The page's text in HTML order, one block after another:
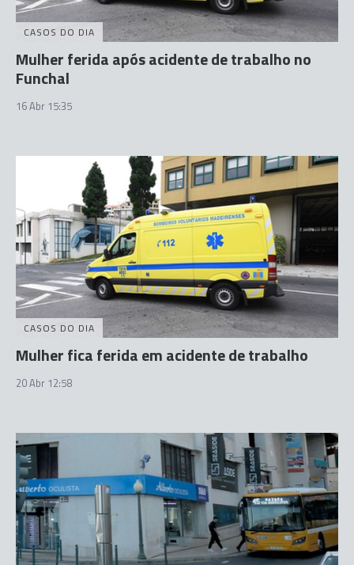
CASOS DO DIA
Mulher ferida após acidente de trabalho no
Funchal
16 Abr 15:35
CASOS DO DIA
Mulher fica ferida em acidente de trabalho
20 Abr 12:58